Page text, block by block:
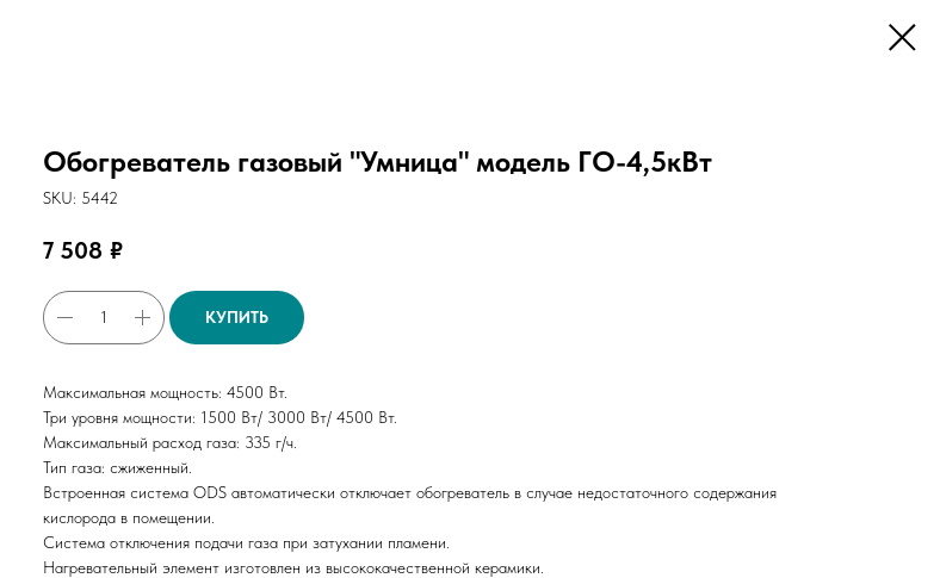
Обогреватель газовый "Умница" модель ГО-4,5кВт
SKU: 5442
7 508 ₽
КУПИТЬ
Максимальная мощность: 4500 Вт.
Три уровня мощности: 1500 Вт/ 3000 Вт/ 4500 Вт.
Максимальный расход газа: 335 г/ч.
Тип газа: сжиженный.
Встроенная система ODS автоматически отключает обогреватель в случае недостаточного содержания
кислорода в помещении.
Система отключения подачи газа при затухании пламени.
Нагревательный элемент изготовлен из высококачественной керамики.